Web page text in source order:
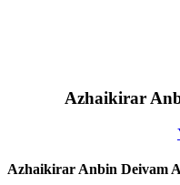
Azhaikirar
Azhaikirar Anbin Deivam